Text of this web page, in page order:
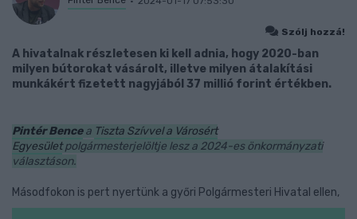
Szólj hozzá!
A hivatalnak részletesen ki kell adnia, hogy 2020-ban
milyen bútorokat vásárolt, illetve milyen átalakítási
munkákért fizetett nagyjából 37 millió forint értékben.
Pintér Bencea Tiszta Szívvel a Városért
Egyesületpolgármesterjelöltje lesz a 2024-es önkormányzati
választáson.
Másodfokon is pert nyertünk a győri Polgármesteri Hivatal ellen,